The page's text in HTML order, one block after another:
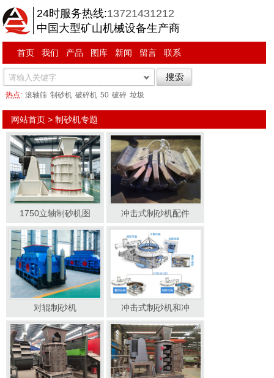
24时服务热线:13721431212
中国大型矿山机械设备生产商
首页 我们 产品 图库 新闻 留言 联系
热点: 滚轴筛 制砂机 破碎机 50 破碎 垃圾
网站首页 > 制砂机专题
1750立轴制砂机图 冲击式制砂机配件
对辊制砂机 冲击式制砂机和冲